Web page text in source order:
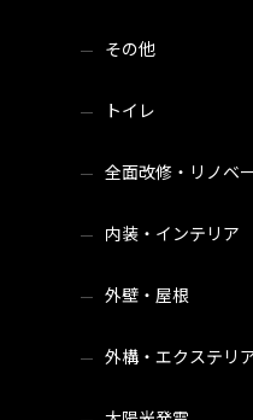
その他
トイレ
全面改修・リノベ
内装・インテリア
外壁・屋根
外構・エクステリ